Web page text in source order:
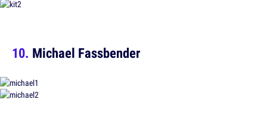
Michael Fassbender